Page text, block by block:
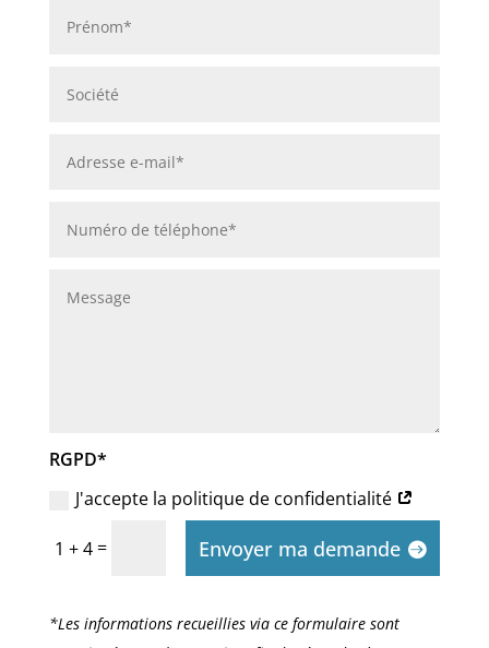
RGPD*
J'accepte la politique de confidentialité
1 + 4= Envoyer ma demande
*Les informations recueillies via ce formulaire sont